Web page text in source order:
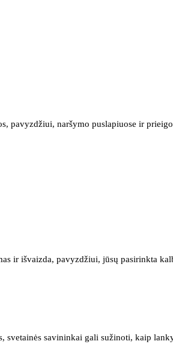
naršymo puslapiuose ir
ir išvaizda, pavyzdžiui, jūsų pasirinkta
savininkai gali sužinoti, kaip